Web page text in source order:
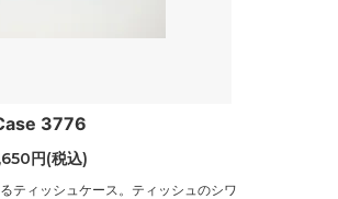
3776
円(税込)
ティッシュケース。ティッシュのシワ